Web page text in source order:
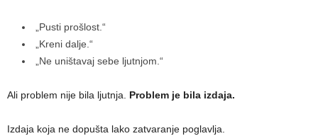
„Pusti prošlost.“
„Kreni dalje.“
„Ne uništavaj sebe ljutnjom.“
Ali problem nije bila ljutnja. Problem je bila izdaja.
Izdaja koja ne dopušta lako zatvaranje poglavlja.